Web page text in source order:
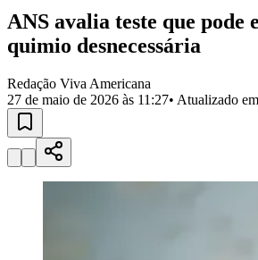
Eleições
Segurança
Saúde
Meio Ambiente
Obras
Bairros de Americana
CentroJardim Girassol
NamoradosJardim São PauloParque
ANS avalia teste que pode
quimio desnecessária
Redação Viva Americana
27 de maio de 2026 às 11:27• Atualizado em